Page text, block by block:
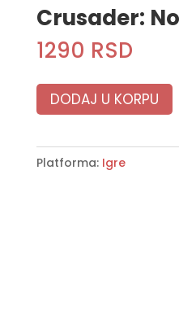
Crusader:
1290 RSD
DODAJ U KORPU
Platforma: Igre